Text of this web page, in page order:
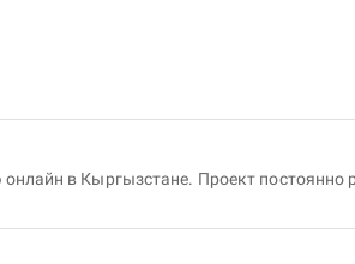
в Кыргызстане. Проект постоянно